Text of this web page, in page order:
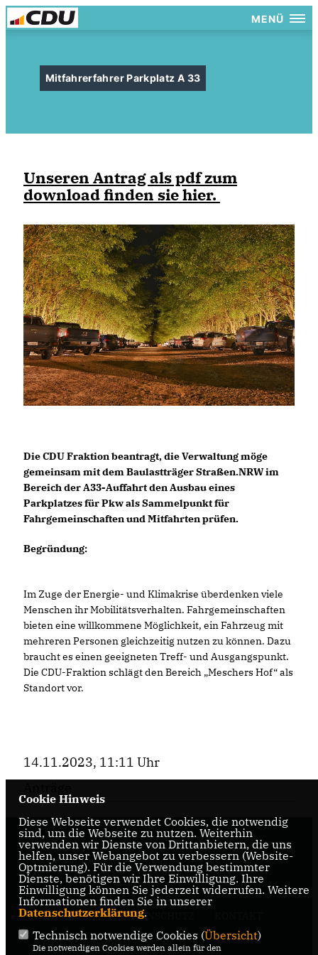
MENÜ
Mitfahrerfahrer Parkplatz A 33
Unseren Antrag als pdf zum
download finden sie hier.
Die CDU Fraktion beantragt, die Verwaltung möge
gemeinsam mit dem Baulastträger Straßen.NRW im
Bereich der A33-Auffahrt den Ausbau eines
Parkplatzes für Pkw als Sammelpunkt für
Fahrgemeinschaften und Mitfahrten prüfen.
Begründung:
Im Zuge der Energie- und Klimakrise überdenken viele
Menschen ihr Mobilitätsverhalten. Fahrgemeinschaften
bieten eine willkommene Möglichkeit, ein Fahrzeug mit
mehreren Personen gleichzeitig nutzen zu können. Dazu
braucht es einen geeigneten Treff- und Ausgangspunkt.
Die CDU-Fraktion schlägt den Bereich „Meschers Hof“ als
Standort vor.
14.11.2023, 11:11 Uhr
Herzlich Willkommen auf der Internetseite des
Gemeindeverband Steinhagen
IMPRESSUM DATENSCHUTZ
CDU Gütersloh
Cookie Hinweis
Diese Webseite verwendet Cookies, die notwendig
sind, um die Webseite zu nutzen. Weiterhin
verwenden wir Dienste von Drittanbietern, die uns
helfen, unser Webangebot zu verbessern (Website-
Optmierung). Für die Verwendung bestimmter
Dienste, benötigen wir Ihre Einwilligung. Ihre
Einwilligung können Sie jederzeit widerrufen. Weitere
Informationen finden Sie in unserer
Datenschutzerklärung.
Technisch notwendige Cookies (Übersicht)
Die notwendigen Cookies werden allein für den